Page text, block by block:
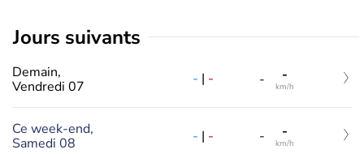
jours suivants
Demain,
Vendredi 07
- | - - -
km/h
Ce week-end,
Samedi 08
- | - - -
km/h